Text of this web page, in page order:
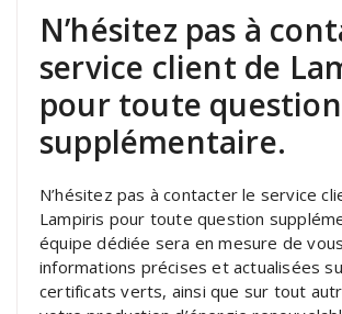
N’hésitez pas à
service client de
pour toute question
supplémentaire.
N’hésitez pas à contacter le service
Lampiris pour toute question
équipe dédiée sera en mesure de
informations précises et actualisées
certificats verts, ainsi que sur tout